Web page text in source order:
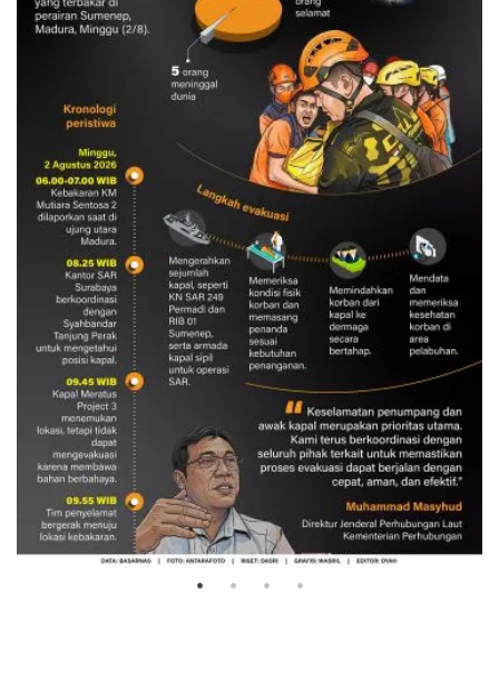
Evakuasi korban kebakaran KM
Mutiara Sentosa 2
3 Agustus 2026